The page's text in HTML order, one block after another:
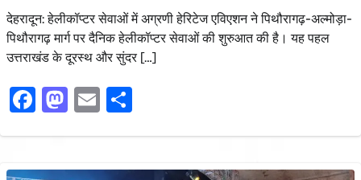
देहरादून: हेलीकॉप्टर सेवाओं में अग्रणी हेरिटेज एविएशन ने पिथौरागढ़-अल्मोड़ा-
पिथौरागढ़ मार्ग पर दैनिक हेलीकॉप्टर सेवाओं की शुरुआत की है। यह पहल
उत्तराखंड के दूरस्थ और सुंदर […]
Facebook
Mastodon
Email